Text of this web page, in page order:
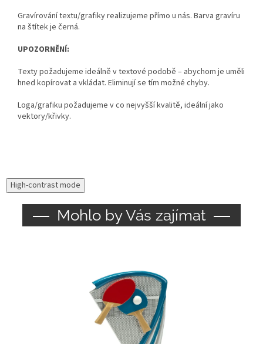
Gravírování textu/grafiky realizujeme přímo u nás. Barva gravíru
na štítek je černá.
UPOZORNĚNÍ:
Texty požadujeme ideálně v textové podobě – abychom je uměli
hned kopírovat a vkládat. Eliminují se tím možné chyby.
Loga/grafiku požadujeme v co nejvyšší kvalitě, ideální jako
vektory/křivky.
High-contrast mode
Mohlo by Vás zajímat